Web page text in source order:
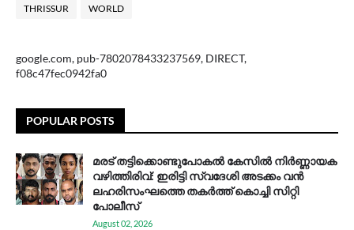
THRISSUR WORLD
google.com, pub-7802078433237569, DIRECT,
f08c47fec0942fa0
POPULAR POSTS
മരട് തട്ടിക്കൊണ്ടുപോകൽ കേസിൽ നിർണ്ണായക
വഴിത്തിരിവ്: ഇരിട്ടി സ്വദേശി അടക്കം വൻ
ലഹരിസംഘത്തെ തകർത്ത് കൊച്ചി സിറ്റി
പോലീസ്
August 02, 2026